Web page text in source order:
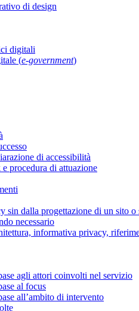
di design
digitali
(e-government)
di accessibilità
procedura di attuazione
sin dalla progettazione di un sito
necessario
informativa privacy,
agli attori coinvolti nel servizio
al focus
all’ambito di intervento